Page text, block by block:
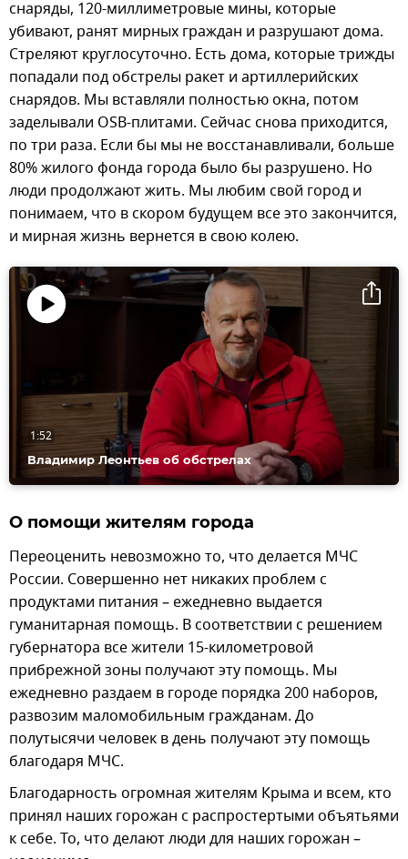
снаряды, 120-миллиметровые мины, которые
убивают, ранят мирных граждан и разрушают дома.
Стреляют круглосуточно. Есть дома, которые трижды
попадали под обстрелы ракет и артиллерийских
снарядов. Мы вставляли полностью окна, потом
заделывали OSB-плитами. Сейчас снова приходится,
по три раза. Если бы мы не восстанавливали, больше
80% жилого фонда города было бы разрушено. Но
люди продолжают жить. Мы любим свой город и
понимаем, что в скором будущем все это закончится,
и мирная жизнь вернется в свою колею.
Владимир Леонтьев об обстрелах
1:52
О помощи жителям города
Переоценить невозможно то, что делается МЧС
России. Совершенно нет никаких проблем с
продуктами питания – ежедневно выдается
гуманитарная помощь. В соответствии с решением
губернатора все жители 15-километровой
прибрежной зоны получают эту помощь. Мы
ежедневно раздаем в городе порядка 200 наборов,
развозим маломобильным гражданам. До
полутысячи человек в день получают эту помощь
благодаря МЧС.
Благодарность огромная жителям Крыма и всем, кто
принял наших горожан с распростертыми объятьями
к себе. То, что делают люди для наших горожан –